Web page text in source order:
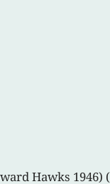
Hawks 1946)